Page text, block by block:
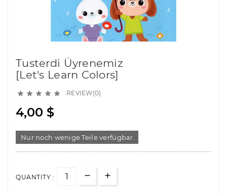
Tusterdi Üyrenemiz
[Let's Learn Colors]
     REVIEW(0)
4,00 $
Nur noch wenige Teile verfügbar
QUANTITY :